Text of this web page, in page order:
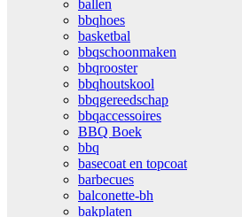
ballen
bbqhoes
basketbal
bbqschoonmaken
bbqrooster
bbqhoutskool
bbqgereedschap
bbqaccessoires
BBQ Boek
bbq
basecoat en topcoat
barbecues
balconette-bh
bakplaten